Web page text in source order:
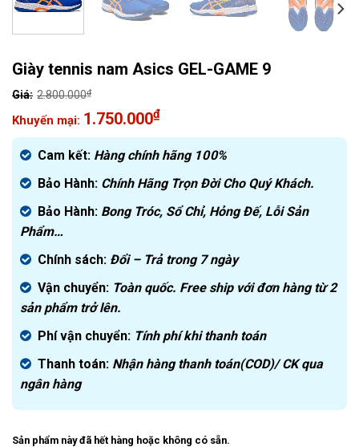
Giày tennis nam Asics GEL-GAME 9
2.800.000₫
Giá
gốc
là:
2.800.000₫.
1.750.000₫
Giá
hiện
tại
là:
1.750.000₫.
Cam kết: Hàng chính hãng 100%
Bảo Hành: Chính Hãng Trọn Đời Cho Quý Khách.
Bảo Hành: Bong Tróc, Sổ Chỉ, Hỏng Đế, Lỗi Sản
Phẩm…
Chính sách: Đổi – Trả trong 7 ngày
Vận chuyển: Toàn quốc. Free ship với đơn hàng từ 2
sản phẩm trở lên.
Phí vận chuyển: Tính phí khi thanh toán
Thanh toán: Nhận hàng thanh toán(COD)/ CK qua
ngân hàng
Sản phẩm này đã hết hàng hoặc không có sẵn.